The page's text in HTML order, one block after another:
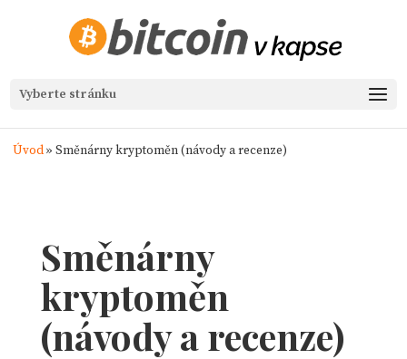
Vyberte stránku
Úvod» Směnárny kryptoměn (návody a recenze)
Směnárny
kryptoměn
(návody a recenze)